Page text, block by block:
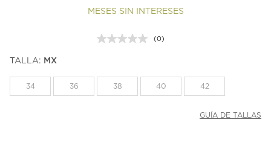
MESES SIN INTERESES
Sin
la
misma
(0)
TALLA: MX
34 36 38 40 42
GUÍA DE TALLAS